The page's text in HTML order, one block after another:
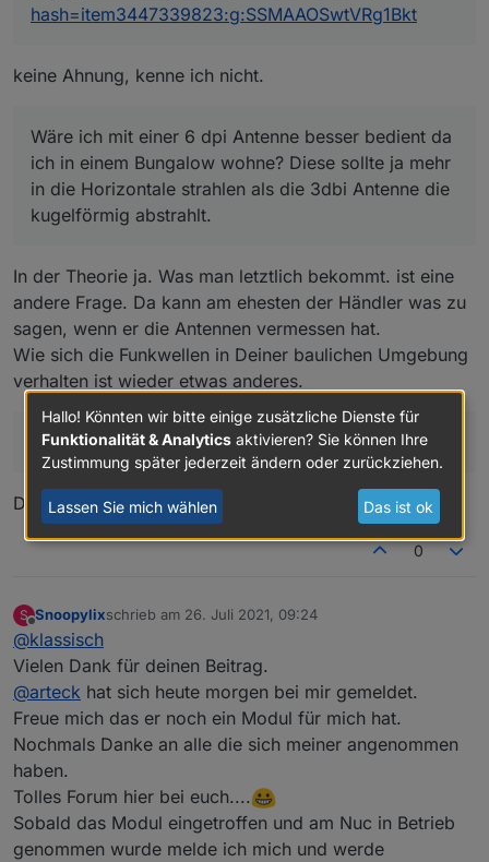
hash=item3447339823:g:SSMAAOSwtVRg1Bkt
keine Ahnung, kenne ich nicht.
Wäre ich mit einer 6 dpi Antenne besser bedient da
ich in einem Bungalow wohne? Diese sollte ja mehr
in die Horizontale strahlen als die 3dbi Antenne die
kugelförmig abstrahlt.
In der Theorie ja. Was man letztlich bekommt. ist eine
andere Frage. Da kann am ehesten der Händler was zu
sagen, wenn er die Antennen vermessen hat.
Wie sich die Funkwellen in Deiner baulichen Umgebung
verhalten ist wieder etwas anderes.
Habe ich das richtig verstanden?
Die Theorie ja.
0
S
Offline
Snoopylixschrieb am 26. Juli 2021, 09:24
zuletzt editiert von
@klassisch
Vielen Dank für deinen Beitrag.
@arteck hat sich heute morgen bei mir gemeldet.
Freue mich das er noch ein Modul für mich hat.
Nochmals Danke an alle die sich meiner angenommen
haben.
Tolles Forum hier bei euch....
Sobald das Modul eingetroffen und am Nuc in Betrieb
genommen wurde melde ich mich und werde
Hallo! Könnten wir bitte einige zusätzliche Dienste für
Funktionalität & Analytics aktivieren? Sie können Ihre
Zustimmung später jederzeit ändern oder zurückziehen.
Lassen Sie mich wählen Das ist ok